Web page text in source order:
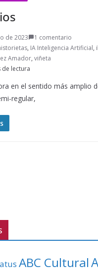
de 2023
1 comentario
, IA Inteligencia Artificial,
Amador, viñeta
de lectura
en el sentido más amplio
regular,
ABC Cultural